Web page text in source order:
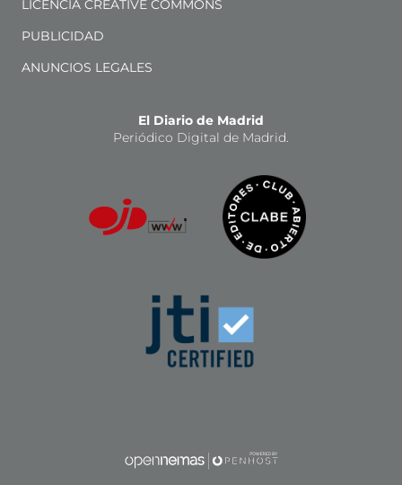
LICENCIA CREATIVE COMMONS
PUBLICIDAD
ANUNCIOS LEGALES
El Diario de Madrid
Periódico Digital de Madrid.